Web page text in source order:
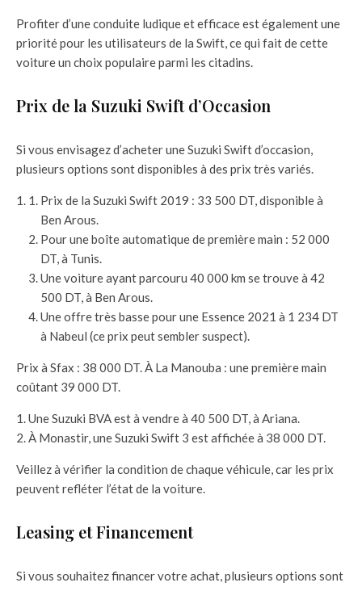
Profiter d’une conduite ludique et efficace est également une
priorité pour les utilisateurs de la Swift, ce qui fait de cette
voiture un choix populaire parmi les citadins.
Prix de la Suzuki Swift d’Occasion
Si vous envisagez d’acheter une Suzuki Swift d’occasion,
plusieurs options sont disponibles à des prix très variés.
Prix de la Suzuki Swift 2019 : 33 500 DT, disponible à
Ben Arous.
Pour une boîte automatique de première main : 52 000
DT, à Tunis.
Une voiture ayant parcouru 40 000 km se trouve à 42
500 DT, à Ben Arous.
Une offre très basse pour une Essence 2021 à 1 234 DT
à Nabeul (ce prix peut sembler suspect).
Prix à Sfax : 38 000 DT. À La Manouba : une première main
coûtant 39 000 DT.
Une Suzuki BVA est à vendre à 40 500 DT, à Ariana.
À Monastir, une Suzuki Swift 3 est affichée à 38 000 DT.
Veillez à vérifier la condition de chaque véhicule, car les prix
peuvent refléter l’état de la voiture.
Leasing et Financement
Si vous souhaitez financer votre achat, plusieurs options sont